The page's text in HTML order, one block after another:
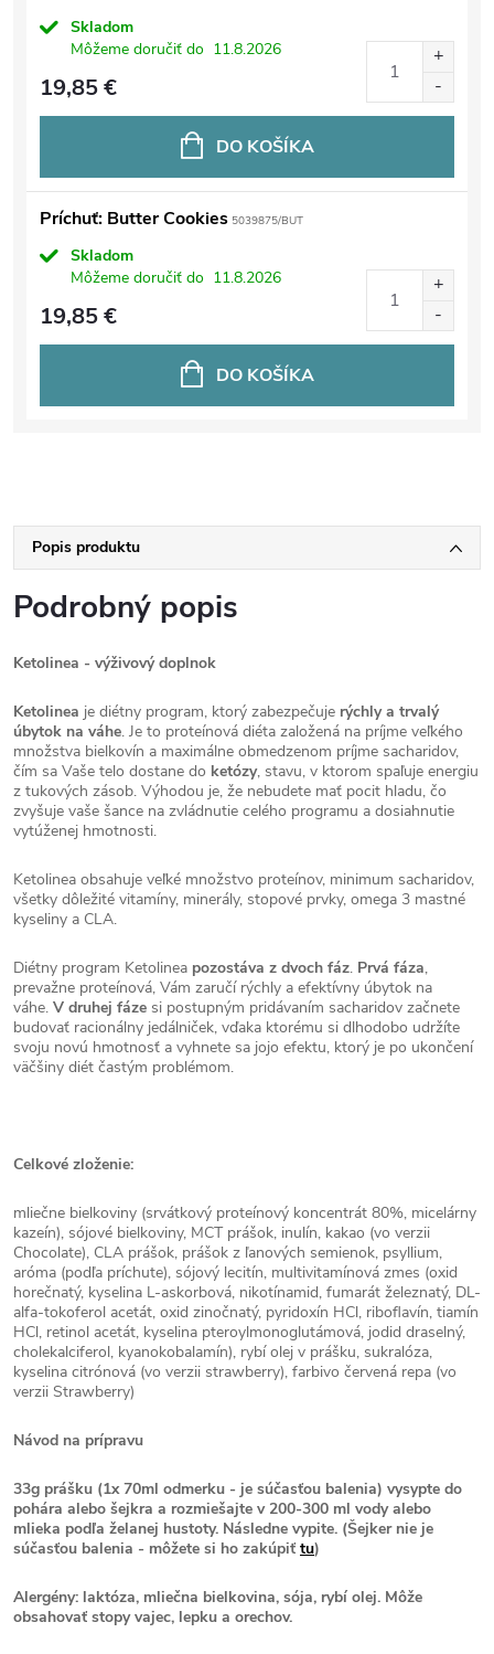
Skladom
Môžeme doručiť do 11.8.2026
19,85 €
DO KOŠÍKA
Príchuť: Butter Cookies 5039875/BUT
Skladom
Môžeme doručiť do 11.8.2026
19,85 €
DO KOŠÍKA
Popis produktu
Podrobný popis
Ketolinea - výživový doplnok
Ketolinea je diétny program, ktorý zabezpečuje rýchly a trvalý
úbytok na váhe. Je to proteínová diéta založená na príjme veľkého
množstva bielkovín a maximálne obmedzenom príjme sacharidov,
čím sa Vaše telo dostane do ketózy, stavu, v ktorom spaľuje energiu
z tukových zásob. Výhodou je, že nebudete mať pocit hladu, čo
zvyšuje vaše šance na zvládnutie celého programu a dosiahnutie
vytúženej hmotnosti.
Ketolinea obsahuje veľké množstvo proteínov, minimum sacharidov,
všetky dôležité vitamíny, minerály, stopové prvky, omega 3 mastné
kyseliny a CLA.
Diétny program Ketolinea pozostáva z dvoch fáz. Prvá fáza,
prevažne proteínová, Vám zaručí rýchly a efektívny úbytok na
váhe. V druhej fáze si postupným pridávaním sacharidov začnete
budovať racionálny jedálniček, vďaka ktorému si dlhodobo udržíte
svoju novú hmotnosť a vyhnete sa jojo efektu, ktorý je po ukončení
väčšiny diét častým problémom.
Celkové zloženie:
mliečne bielkoviny (srvátkový proteínový koncentrát 80%, micelárny
kazeín), sójové bielkoviny, MCT prášok, inulín, kakao (vo verzii
Chocolate), CLA prášok, prášok z ľanových semienok, psyllium,
aróma (podľa príchute), sójový lecitín, multivitamínová zmes (oxid
horečnatý, kyselina L-askorbová, nikotínamid, fumarát železnatý, DL-
alfa-tokoferol acetát, oxid zinočnatý, pyridoxín HCl, riboflavín, tiamín
HCl, retinol acetát, kyselina pteroylmonoglutámová, jodid draselný,
cholekalciferol, kyanokobalamín), rybí olej v prášku, sukralóza,
kyselina citrónová (vo verzii strawberry), farbivo červená repa (vo
verzii Strawberry)
Návod na prípravu
33g prášku (1x 70ml odmerku - je súčasťou balenia) vysypte do
pohára alebo šejkra a rozmiešajte v 200-300 ml vody alebo
mlieka podľa želanej hustoty. Následne vypite. (Šejker nie je
súčasťou balenia - môžete si ho zakúpiť tu)
Alergény: laktóza, mliečna bielkovina, sója, rybí olej. Môže
obsahovať stopy vajec, lepku a orechov.